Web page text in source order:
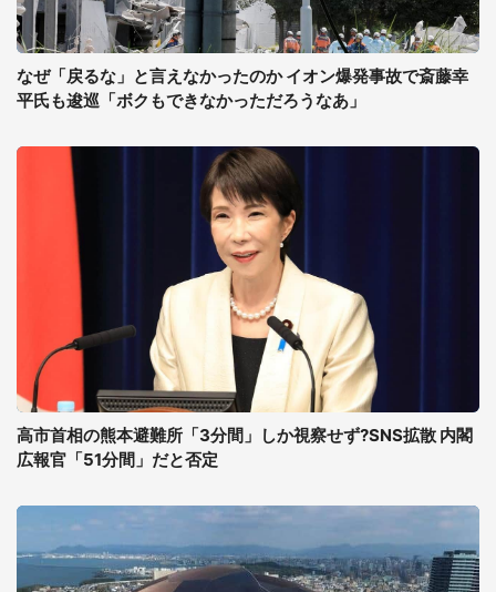
なぜ「戻るな」と言えなかったのか イオン爆発事故で斎藤幸
平氏も逡巡「ボクもできなかっただろうなあ」
高市首相の熊本避難所「3分間」しか視察せず?SNS拡散 内閣
広報官「51分間」だと否定